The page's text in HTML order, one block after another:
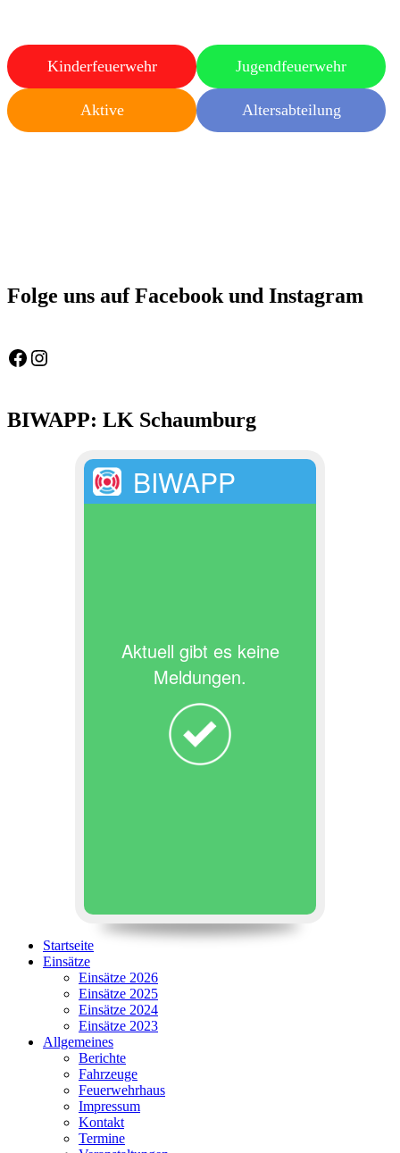
Kinderfeuerwehr Jugendfeuerwehr
Aktive Altersabteilung
Folge uns auf Facebook und Instagram
Feuerwehr Gemeinde Wölpinghausen
fw_gemeinde_woelpinghausen
BIWAPP: LK Schaumburg
BIWAPP
Aktuell gibt es keine
Meldungen.
Startseite
Einsätze
Einsätze 2026
Einsätze 2025
Einsätze 2024
Einsätze 2023
Allgemeines
Berichte
Fahrzeuge
Feuerwehrhaus
Impressum
Kontakt
Termine